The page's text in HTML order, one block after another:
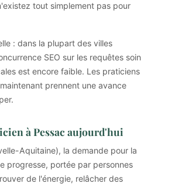
tout simplement pas pour
: dans la plupart des villes
SEO sur les requêtes soin
est encore faible. Les praticiens
prennent une avance
à Pessac aujourd'hui
Aquitaine), la demande pour la
progresse, portée par personnes
de l'énergie, relâcher des